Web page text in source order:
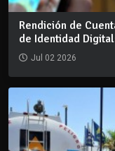
Rendición de
de Identidad
Jul 02 2026